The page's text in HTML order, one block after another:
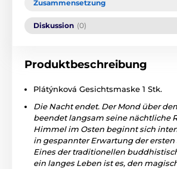
Zusammensetzung
Diskussion (0)
Produktbeschreibung
Plátýnková Gesichtsmaske 1 Stk.
Die Nacht endet. Der Mond über
beendet langsam seine nächtliche
Himmel im Osten beginnt sich
in gespannter Erwartung der ersten
Eines der traditionellen
ein langes Leben ist es, den